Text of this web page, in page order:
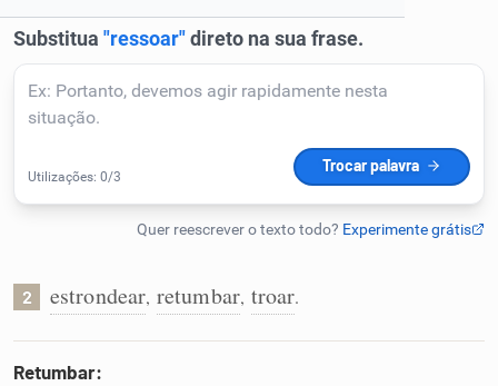
Resumir Texto
Corrigir Texto
Detector de IA
Humanizador de IA
Cata-letras
2 estrondear, retumbar, troar.
Retumbar: